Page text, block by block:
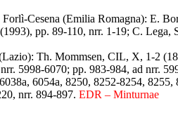
Cesena (Emilia Romagna): E.
pp. 89-110, nrr. 1-19; C. Lega,
Th. Mommsen, CIL, X, 1-2
5998-6070; pp. 983-984, ad nrr.
6054a, 8250, 8252-8254,
nrr. 894-897.EDR – Minturnae